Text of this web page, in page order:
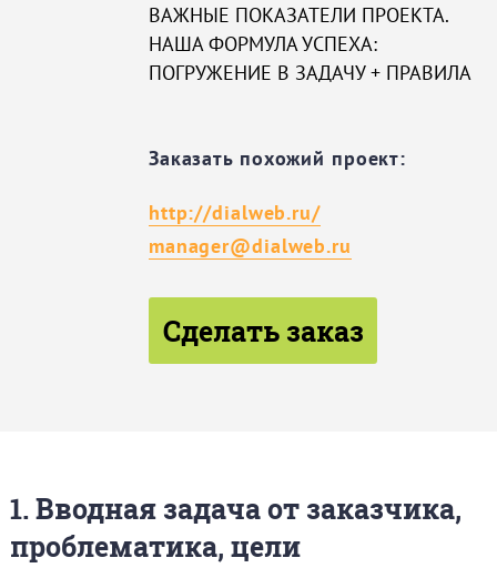
ВАЖНЫЕ ПОКАЗАТЕЛИ ПРОЕКТА.
НАША ФОРМУЛА УСПЕХА:
ПОГРУЖЕНИЕ В ЗАДАЧУ + ПРАВИЛА
Заказать похожий проект:
http://dialweb.ru/
manager@dialweb.ru
Сделать заказ
1. Вводная задача от заказчика,
проблематика, цели